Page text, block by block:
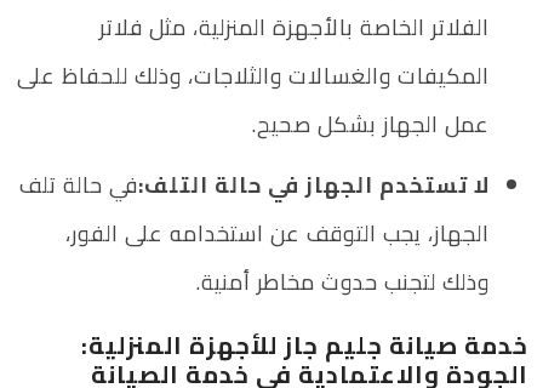
الفلاتر الخاصة بالأجهزة المنزلية، مثل فلاتر
المكيفات والغسالات والثلاجات، وذلك للحفاظ على
عمل الجهاز بشكل صحيح.
لا تستخدم الجهاز في حالة التلف:في حالة تلف
الجهاز، يجب التوقف عن استخدامه على الفور،
وذلك لتجنب حدوث مخاطر أمنية.
خدمة صيانة جليم جاز للأجهزة المنزلية:
الجودة والاعتمادية في خدمة الصيانة